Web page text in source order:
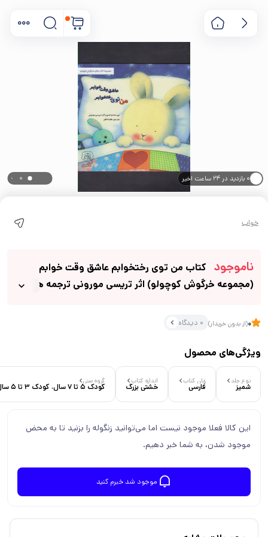
۰ بازدید در ۲۴ ساعت اخیر
خواب
ناموجود
کتاب من توی رختخوابم عاشق وقت خوابم
(مجموعه خرگوش کوچولو) اثر تریسی مورونی ترجمه هانیه
0(از بدون خریدار) 0 دیدگاه
ویژگی‌های محصول
نوع جلد
شمیز
زبان کتاب
فارسی
اندازه کتاب
خشتی بزرگ
گروه سنی
کودک 5 تا 7 سال، کودک 3 تا 5 سال
این کالا فعلا موجود نیست اما می‌توانید زنگوله را بزنید تا به محض
موجود شدن، به شما خبر دهیم.
موجود شد خبرم کنید